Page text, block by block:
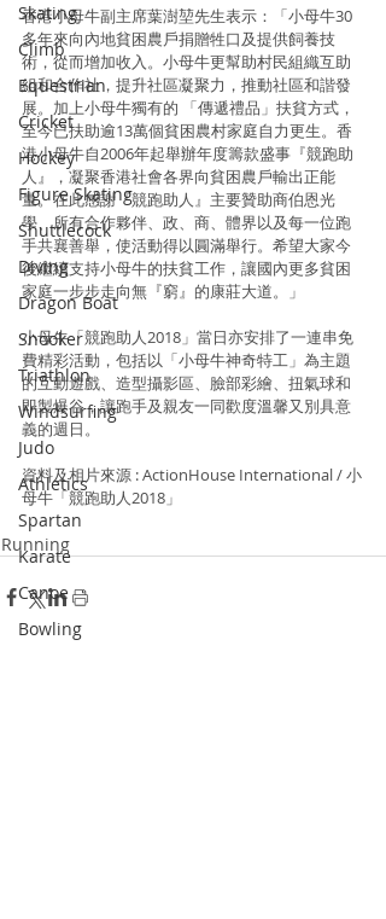
Skating
Climb
Equestrian
Cricket
Hockey
Figure Skating
Shuttlecock
Diving
Dragon Boat
Snooker
Triathlon
Windsurfing
Judo
Athletics
Spartan
Karate
Canoe
Bowling
香港小母牛副主席葉澍堃先生表示：「小母牛30
多年來向內地貧困農戶捐贈牲口及提供飼養技
術，從而增加收入。小母牛更幫助村民組織互助
組和合作社，提升社區凝聚力，推動社區和諧發
展。加上小母牛獨有的 「傳遞禮品」扶貧方式，
至今已扶助逾13萬個貧困農村家庭自力更生。香
港小母牛自2006年起舉辦年度籌款盛事『競跑助
人』，凝聚香港社會各界向貧困農戶輸出正能
量。在此感謝『競跑助人』主要贊助商伯恩光
學、所有合作夥伴、政、商、體界以及每一位跑
手共襄善舉，使活動得以圓滿舉行。希望大家今
後繼續支持小母牛的扶貧工作，讓國內更多貧困
家庭一步步走向無『窮』的康莊大道。」
小母牛「競跑助人2018」當日亦安排了一連串免
費精彩活動，包括以「小母牛神奇特工」為主題
的互動遊戲、造型攝影區、臉部彩繪、扭氣球和
即製爆谷，讓跑手及親友一同歡度溫馨又別具意
義的週日。
資料及相片來源 : ActionHouse International / 小
母牛「競跑助人2018」
Running